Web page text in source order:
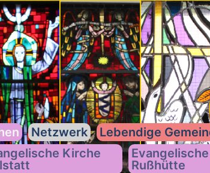
Kirche
Rußhütte
Netzwerk Lebendige